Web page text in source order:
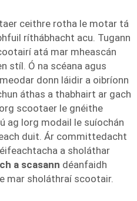
ceithre rotha le motar tá
ríthábhacht acu. Tugann
atá mar mheascán
stíl. Ó na scéana agus
donn láidir a oibríonn
áthas a thabhairt ar gach
scootaer le gnéithe
ag lorg modail le suíochán
duit. Ár committedacht
a sholáthar
a scasann déanfaidh
mar sholáthraí scootair.